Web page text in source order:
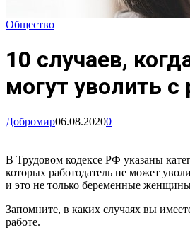
Общество
10 случаев,
могут уволить с
Добромир06.08.20200
В Трудовом кодексе РФ указаны
которых работодатель не может
и это не только беременные
Запомните, в каких случаях вы
работе.